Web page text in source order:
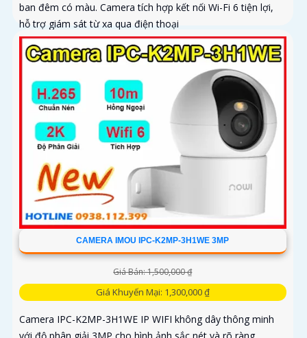
ban đêm có màu. Camera tích hợp kết nối Wi-Fi 6 tiện lợi,
hỗ trợ giám sát từ xa qua điện thoại
CAMERA IMOU IPC-K2MP-3H1WE 3MP
Giá Bán: 1,500,000 ₫
Giá Khuyến Mại: 1,300,000 ₫
Camera IPC-K2MP-3H1WE IP WIFI không dây thông minh